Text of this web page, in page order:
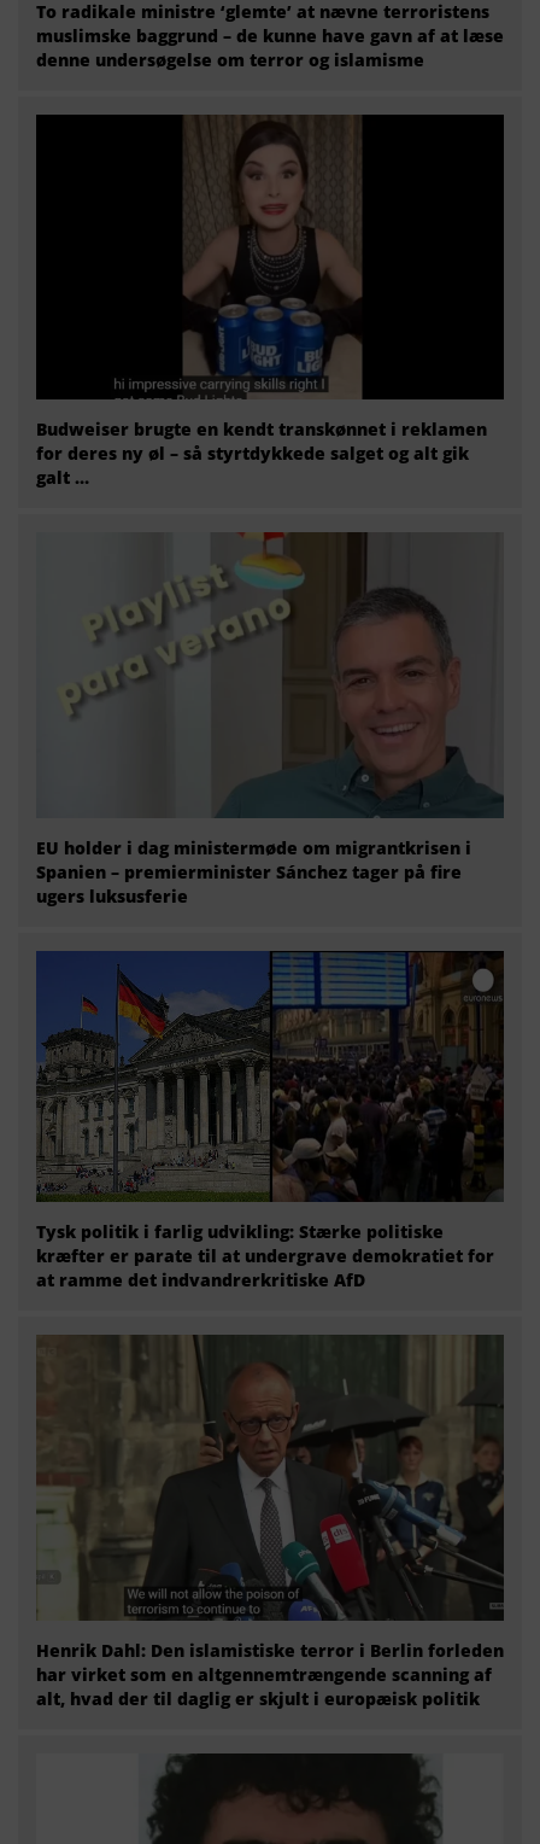
To radikale ministre ‘glemte’ at nævne terroristens
muslimske baggrund – de kunne have gavn af at læse
denne undersøgelse om terror og islamisme
Budweiser brugte en kendt transkønnet i reklamen
for deres ny øl – så styrtdykkede salget og alt gik
galt …
EU holder i dag ministermøde om migrantkrisen i
Spanien – premierminister Sánchez tager på fire
ugers luksusferie
Tysk politik i farlig udvikling: Stærke politiske
kræfter er parate til at undergrave demokratiet for
at ramme det indvandrerkritiske AfD
Henrik Dahl: Den islamistiske terror i Berlin forleden
har virket som en altgennemtrængende scanning af
alt, hvad der til daglig er skjult i europæisk politik